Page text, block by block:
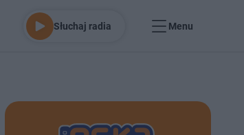
Słuchaj radia Menu